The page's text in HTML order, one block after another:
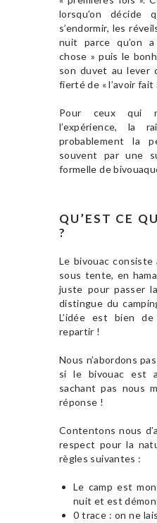
lorsqu’on décide
s’endormir, les
nuit parce qu’on
chose » puis le
son duvet au lever
fierté de « l’avoir fait
Pour ceux qui
l’expérience, la
probablement la
souvent par une
formelle de
QU’EST CE
?
Le bivouac consiste
sous tente, en
juste pour passer
distingue du
L’idée est bien
repartir !
Nous n’abordons
si le bivouac est
sachant pas nous
réponse !
Contentons nous
respect pour la
règles suivantes :
Le camp est
nuit et est
0 trace : on ne